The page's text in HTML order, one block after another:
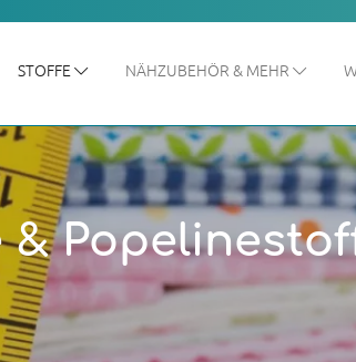
STOFFE NÄHZUBEHÖR & MEHR